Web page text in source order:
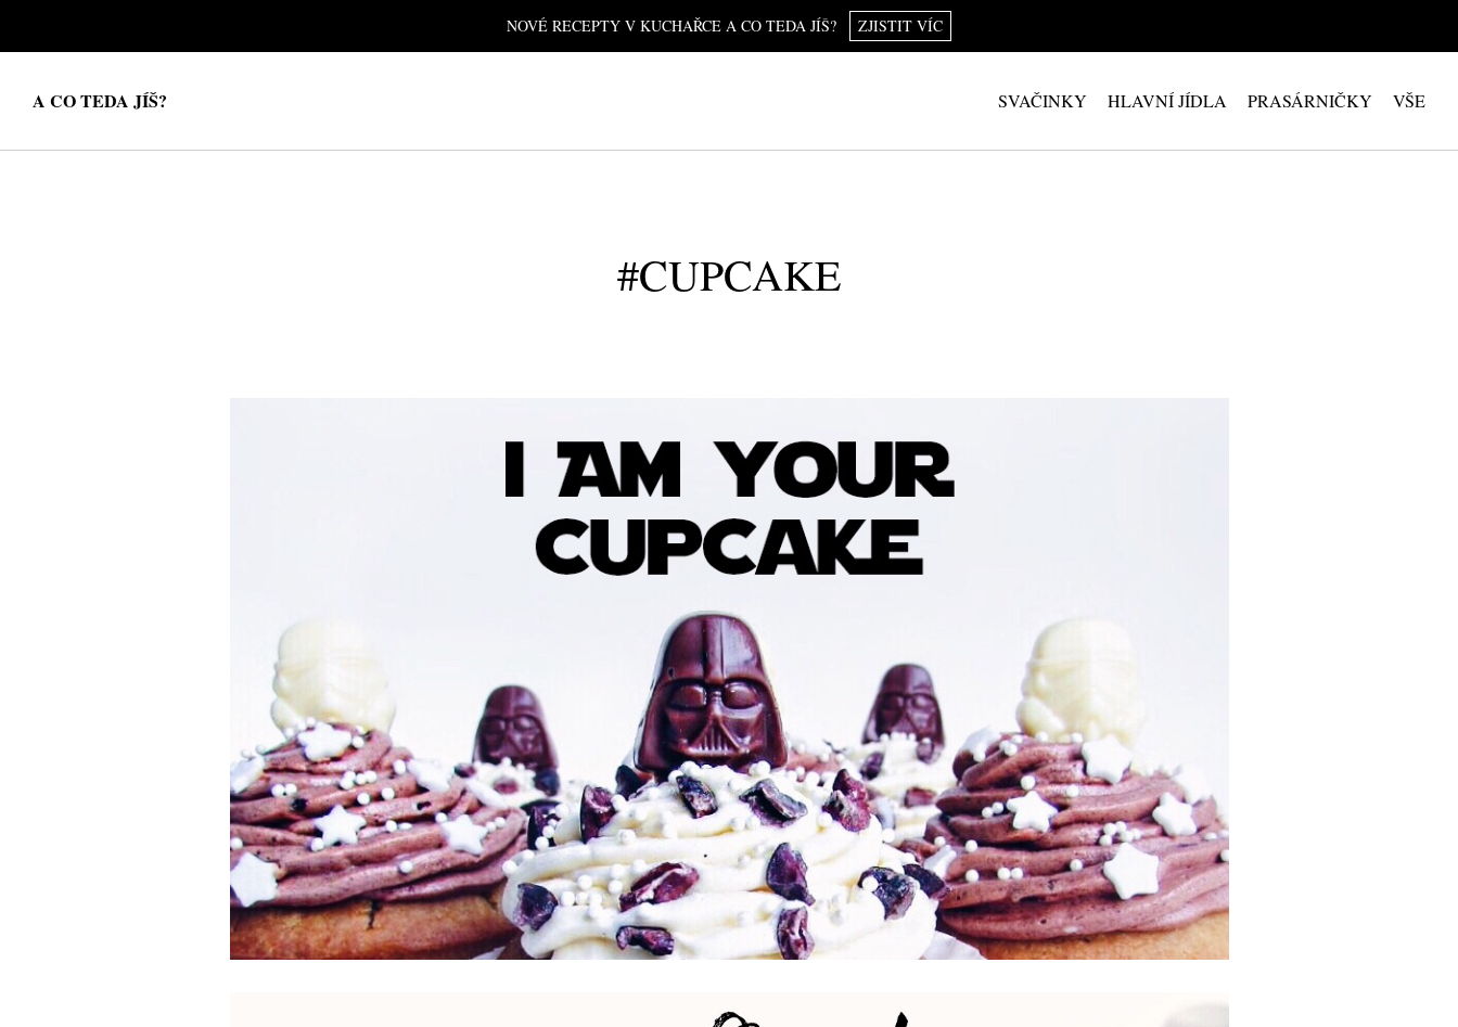
NOVÉ RECEPTY V KUCHAŘCE A CO TEDA JÍŠ? ZJISTIT VÍC
A CO TEDA JÍŠ? SVAČINKY HLAVNÍ JÍDLA PRASÁRNIČKY VŠE
#CUPCAKE